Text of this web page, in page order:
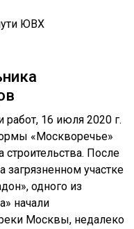
работ, 16 июля 2020 г.
«Москворечье»
строительства. После
загрязненном участке
одного из
начали
Москвы, недалеко